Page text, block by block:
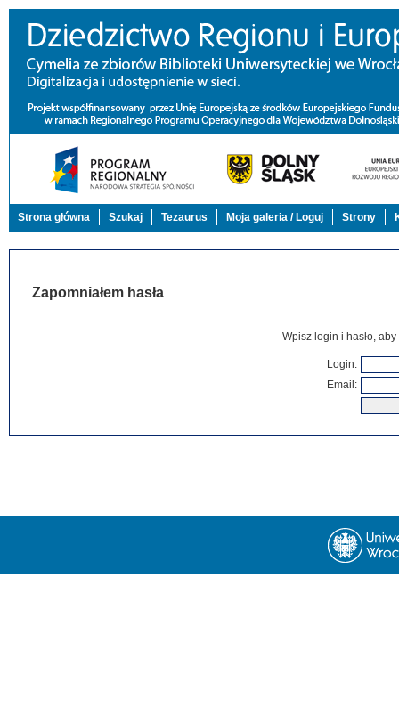
Strona główna Szukaj Tezaurus Moja galeria / Loguj Strony
Zapomniałem hasła
Wpisz login i hasło,
Login:
Email :